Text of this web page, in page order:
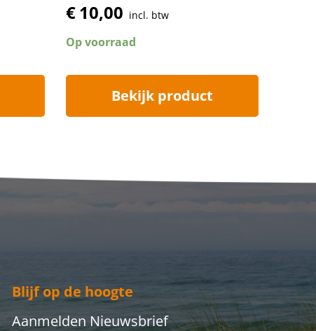
€10,00 incl. btw
Op voorraad
Bekijk product
Blijf op de hoogte
Aanmelden Nieuwsbrief